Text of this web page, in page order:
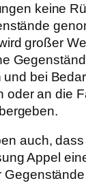
keine
großer
bei
oder an die
auch,
Appel